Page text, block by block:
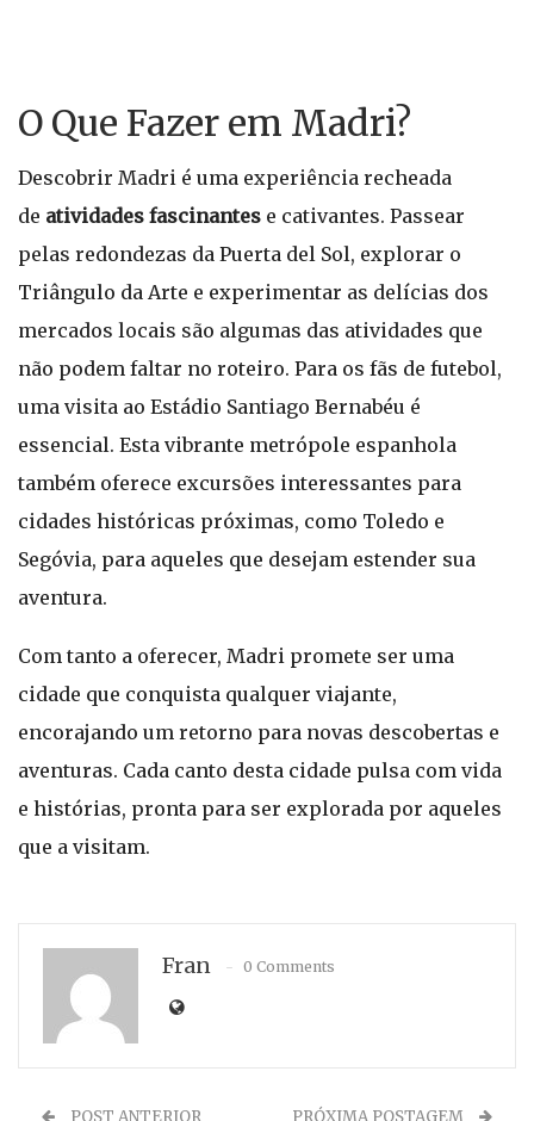
O Que Fazer em Madri?
Descobrir Madri é uma experiência recheada
de atividades fascinantes e cativantes. Passear
pelas redondezas da Puerta del Sol, explorar o
Triângulo da Arte e experimentar as delícias dos
mercados locais são algumas das atividades que
não podem faltar no roteiro. Para os fãs de futebol,
uma visita ao Estádio Santiago Bernabéu é
essencial. Esta vibrante metrópole espanhola
também oferece excursões interessantes para
cidades históricas próximas, como Toledo e
Segóvia, para aqueles que desejam estender sua
aventura.
Com tanto a oferecer, Madri promete ser uma
cidade que conquista qualquer viajante,
encorajando um retorno para novas descobertas e
aventuras. Cada canto desta cidade pulsa com vida
e histórias, pronta para ser explorada por aqueles
que a visitam.
Fran 0 Comments
POST ANTERIOR PRÓXIMA POSTAGEM